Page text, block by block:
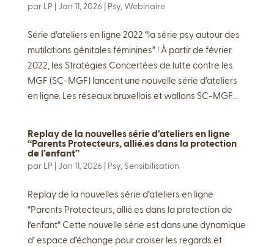
par LP| Jan 11, 2026 Psy, Webinaire
Série d’ateliers en ligne 2022 “la série psy autour des
mutilations génitales féminines” ! À partir de février
2022, les Stratégies Concertées de lutte contre les
MGF (SC-MGF) lancent une nouvelle série d’ateliers
en ligne. Les réseaux bruxellois et wallons SC-MGF...
Replay de la nouvelles série d’ateliers en ligne
“Parents Protecteurs, allié.es dans la protection
de l’enfant”
par LP| Jan 11, 2026 Psy, Sensibilisation
Replay de la nouvelles série d’ateliers en ligne
“Parents Protecteurs, allié.es dans la protection de
l’enfant” Cette nouvelle série est dans une dynamique
d’ espace d’échange pour croiser les regards et